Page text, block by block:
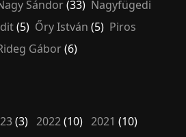
Sándor(33) Nagyfügedi
(5) Őry István (5) Piros
Gábor(6)
(3) 2022(10) 2021 (10)